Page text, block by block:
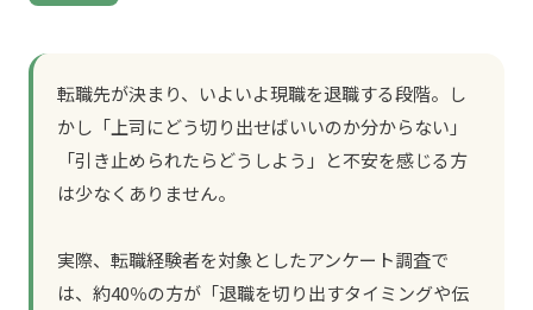
転職先が決まり、いよいよ現職を退職する段階。し
かし「上司にどう切り出せばいいのか分からない」
「引き止められたらどうしよう」と不安を感じる方
は少なくありません。
実際、転職経験者を対象としたアンケート調査で
は、約40％の方が「退職を切り出すタイミングや伝